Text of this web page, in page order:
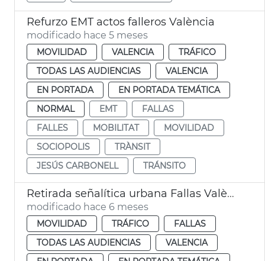
Refurzo EMT actos falleros València
modificado hace 5 meses
MOVILIDAD VALENCIA
TRÁFICO
TODAS LAS AUDIENCIAS
VALENCIA
EN PORTADA
EN PORTADA TEMÁTICA
NORMAL
EMT
FALLAS
FALLES
MOBILITAT
MOVILIDAD
SOCIOPOLIS
TRÀNSIT
JESÚS CARBONELL
TRÁNSITO
Retirada señalítica urbana Fallas València
modificado hace 6 meses
MOVILIDAD TRÁFICO
FALLAS
TODAS LAS AUDIENCIAS
VALENCIA